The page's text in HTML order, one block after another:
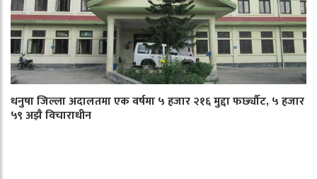
धनुषा जिल्ला अदालतमा एक वर्षमा ५ हजार २१६ मुद्दा फर्छ्यौट, ५ हजार
५९ अझै विचाराधीन